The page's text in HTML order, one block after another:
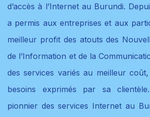
d’accès à l’Internet au Burundi.
a permis aux entreprises et aux
meilleur profit des atouts des
de l’Information et de la
des services variés au meilleur
besoins exprimés par sa clientèle.
pionnier des services Internet au